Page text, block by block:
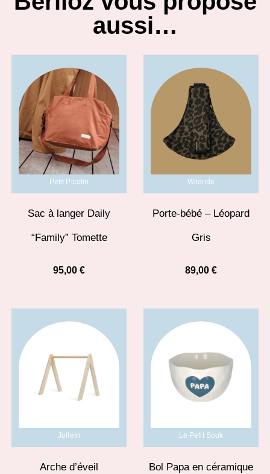
aussi…
Petit Picotin
Sac à langer Daily
“Family” Tomette
95,00 €
Wildride
Porte-bébé – Léopard
Gris
89,00 €
Jollein
Arche d’éveil
Le Petit Souk
Bol Papa en céramique